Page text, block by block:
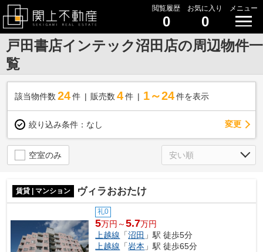
閲覧履歴
0
お気に入り
0
メニュー
戸田書店インテック沼田店の周辺物件一
覧
該当物件数 24件 販売数 4 件 1～24 件を表示
絞り込み条件： なし 変更
空室のみ
賃貸 | マンション ヴィラおおたけ
礼0
5万円～5.7万円
上越線 「沼田 」駅 徒歩5分
上越線 「岩本 」駅 徒歩65分